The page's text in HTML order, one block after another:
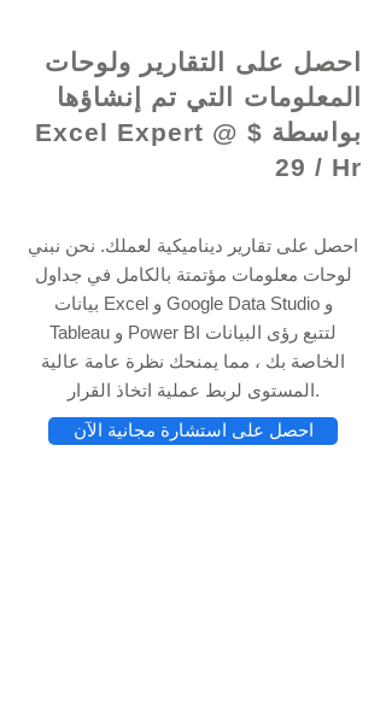
احصل على التقارير ولوحات
المعلومات التي تم إنشاؤها
بواسطة Excel Expert @ $
29 / Hr
احصل على تقارير ديناميكية لعملك. نحن نبني
لوحات معلومات مؤتمتة بالكامل في جداول
بيانات Excel و Google Data Studio و
Tableau و Power BI لتتبع رؤى البيانات
الخاصة بك ، مما يمنحك نظرة عامة عالية
المستوى لربط عملية اتخاذ القرار.
احصل على استشارة مجانية الآن